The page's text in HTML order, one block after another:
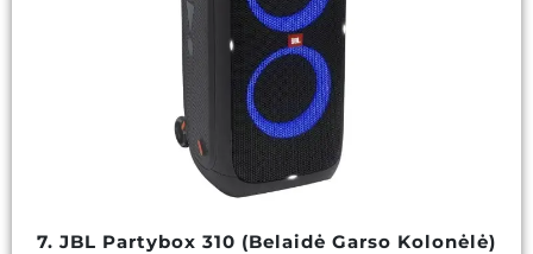
7. JBL Partybox 310 (Belaidė Garso Kolonėlė)